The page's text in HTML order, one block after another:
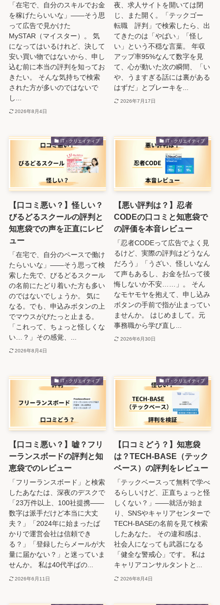
「在宅で、自分のスキルでお金
を稼げたらいいな」――そう思
って広告で見かけた
MySTAR（マイスター）。 気
になってはいるけれど、決して
安い買い物ではないから、申し
込む前に本当の評判を知ってお
きたい。 そんな気持ちで検索
された方が多いのではないで
し...
2026年8月4日
夜、求人サイトを開いては閉
じ、また開く。「テックゴー
転職 評判」で検索したら、出
てきたのは「やばい」「怪し
い」という不穏な言葉。 年収
アップ率95%なんて数字を見
て、心が動いた次の瞬間、「い
や、うますぎる話には裏がある
はずだ」とブレーキを...
2026年7月17日
IT・クリエイティブ
【口コミ悪い？】怪しい？
びるどるスクールの評判と
知恵袋での声を正直にレビ
ュー
「在宅で、自分のペースで働け
たらいいな」——そう思って検
索した先で、びるどるスクール
の名前にたどり着いた方も多い
のではないでしょうか。 気に
なる。でも、申込みボタンの上
でマウスがぴたっと止まる。
「これって、ちょっと怪しくな
い…？」その感覚、...
2026年8月4日
IT・クリエイティブ
【悪い評判は？】忍者
CODEの口コミと知恵袋で
の評価を本音レビュー
「忍者CODEって広告でよく見
るけど、実際の評判はどうなん
だろう」「うざい、怪しいなん
て声もあるし、お金を払って後
悔しないか不安……」。 そん
なモヤモヤを抱えて、申し込み
ボタンの手前で指が止まってい
ませんか。 はじめまして。元
事務職から学び直し...
2026年6月30日
IT・クリエイティブ
【口コミ悪い？】嘘？フリ
ーランスボードの評判と知
恵袋でのレビュー
「フリーランスボード」と検索
したあなたは、深夜のデスクで
「23万件以上、100社提携――
数字は派手だけど本当に大丈
夫？」「2024年に始まったば
かりで運営会社は信頼でき
る？」「登録したらメールが大
量に届かない？」と迷っていま
せんか。 私は40代半ばの...
2026年6月11日
IT・クリエイティブ
【口コミどう？】知恵袋
は？TECH-BASE（テック
ベース）の評判をレビュー
「テックベースって無料で学べ
るらしいけど、正直ちょっと怪
しくない？」――就活が始ま
り、SNSやキャリアセンターで
TECH-BASEの名前を見て検索
したあなた。 その違和感は、
社会人になっても武器になる
「健全な警戒心」です。 私は
キャリアコンサルタントと...
2026年8月4日